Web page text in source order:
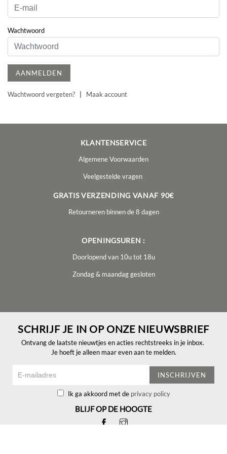
Wachtwoord
AANMELDEN
Wachtwoord vergeten? Maak account
KLANTENSERVICE
Algemene Voorwaarden
Veelgestelde vragen
GRATIS VERZENDING VANAF 90€
Retourneren binnen de 8 dagen
OPENINGSUREN :
Doorlopend van 10u tot 18u
Zondag & maandag gesloten
SCHRIJF JE IN OP ONZE NIEUWSBRIEF
Ontvang de laatste nieuwtjes en acties rechtstreeks in je inbox.
Je hoeft je alleen maar even aan te melden.
INSCHRIJVEN
Ik ga akkoord met de privacy policy
BLIJF OP DE HOOGTE